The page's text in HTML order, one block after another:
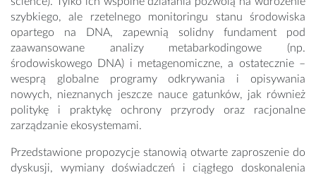
szybkiego, ale rzetelnego monitoringu stanu środowiska
opartego na DNA, zapewnią solidny fundament pod
zaawansowane analizy metabarkodingowe (np.
środowiskowego DNA) i metagenomiczne, a ostatecznie –
wesprą globalne programy odkrywania i opisywania
nowych, nieznanych jeszcze nauce gatunków, jak również
politykę i praktykę ochrony przyrody oraz racjonalne
zarządzanie ekosystemami.
Przedstawione propozycje stanowią otwarte zaproszenie do
dyskusji, wymiany doświadczeń i ciągłego doskonalenia